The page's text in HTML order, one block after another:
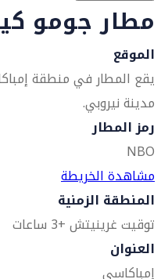
مطار جومو
الموقع
مدينة نيروبي.
رمز المطار
NBO
مشاهدة الخريطة
المنطقة الزمنية
توقيت غرينيتش +3 ساعات
العنوان
إمباكاسي